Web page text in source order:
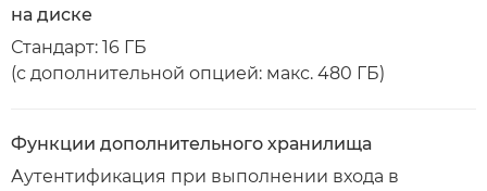
на диске
Стандарт: 16 ГБ
(с дополнительной опцией: макс. 480 ГБ)
Функции дополнительного хранилища
Аутентификация при выполнении входа в